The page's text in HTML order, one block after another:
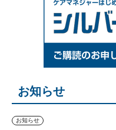
お知らせ
お知らせ